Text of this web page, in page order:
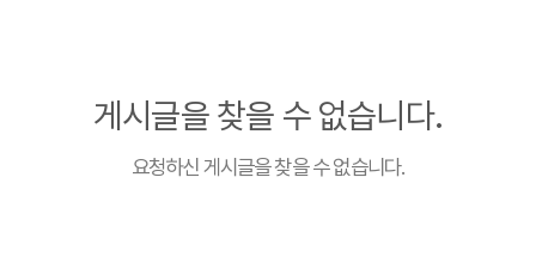
게시글을 찾을 수 없습니다.
요청하신 게시글을 찾을 수 없습니다.